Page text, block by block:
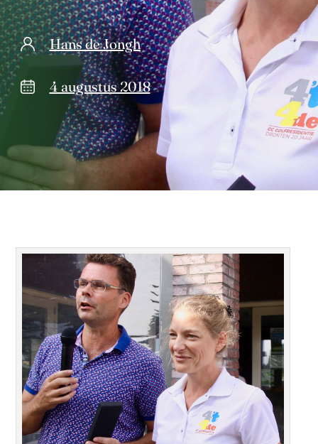
Hans de Jongh
4 augustus 2018